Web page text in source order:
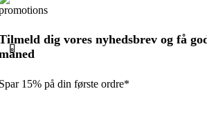
dig vores nyhedsbrev og få
15% på din første ordre*